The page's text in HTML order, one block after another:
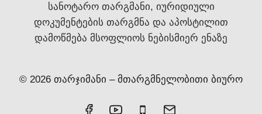
სანოტარო თარგმანი, იურიდიული
დოკუმენტების თარგმნა და აპოსტილით
დამოწმება მსოფლიოს ნებისმიერ ენაზე
© 2026 თარჯიმანი – მთარგმნელობითი ბიურო